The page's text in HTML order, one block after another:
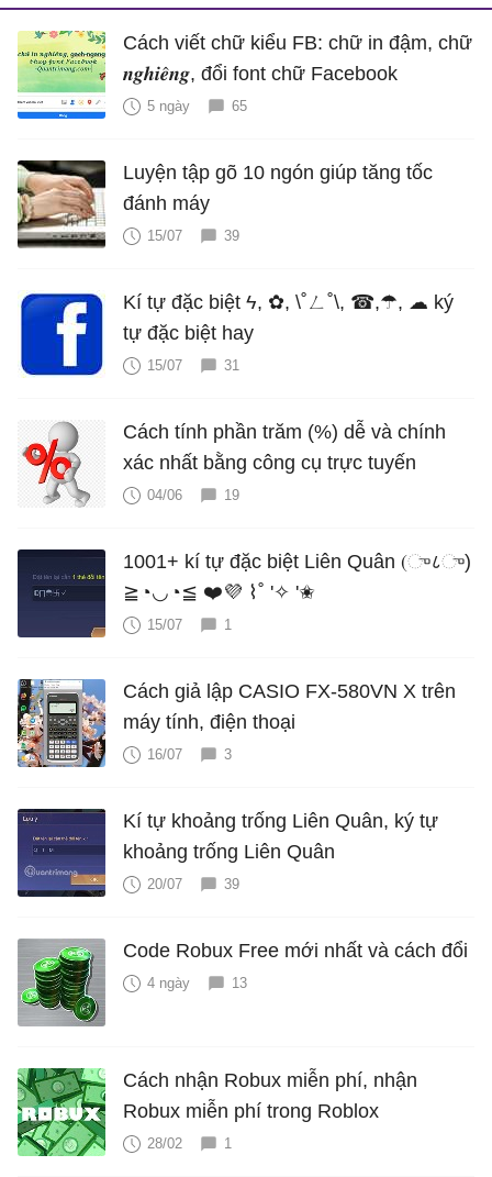
Cách viết chữ kiểu FB: chữ in đậm, chữ
𝒏𝒈𝒉𝒊𝒆̂𝒏𝒈, đổi font chữ Facebook
5 ngày 65
Luyện tập gõ 10 ngón giúp tăng tốc
đánh máy
15/07 39
Kí tự đặc biệt ϟ, ✿, \˚ㄥ˚\, ☎,☂, ☁ ký
tự đặc biệt hay
15/07 31
Cách tính phần trăm (%) dễ và chính
xác nhất bằng công cụ trực tuyến
04/06 19
1001+ kí tự đặc biệt Liên Quân (ு८ு)
≧◔◡◔≦ ❤️💜 ⌇˚ '✧ '✬
15/07 1
Cách giả lập CASIO FX-580VN X trên
máy tính, điện thoại
16/07 3
Kí tự khoảng trống Liên Quân, ký tự
khoảng trống Liên Quân
20/07 39
Code Robux Free mới nhất và cách đổi
4 ngày 13
Cách nhận Robux miễn phí, nhận
Robux miễn phí trong Roblox
28/02 1